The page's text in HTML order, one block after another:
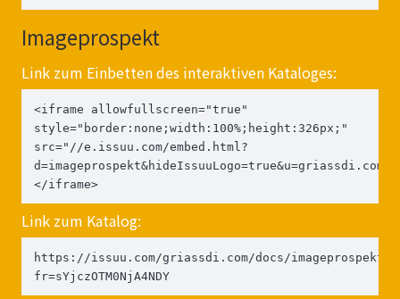
Imageprospekt
Link zum Einbetten des interaktiven Kataloges:
<iframe allowfullscreen="true"
style="border:none;width:100%;height:326px;"
src="//e.issuu.com/embed.html?
d=imageprospekt&hideIssuuLogo=true&u=griassdi.com">
</iframe>
Link zum Katalog:
https://issuu.com/griassdi.com/docs/imageprospekt?
fr=sYjczOTM0NjA4NDY